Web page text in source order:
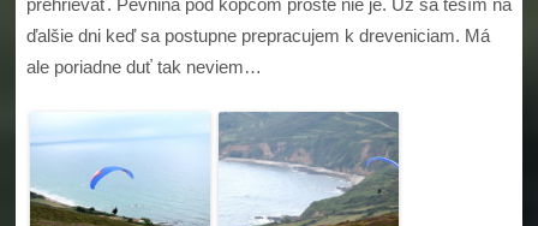
ďalšie dni keď sa postupne prepracujem k dreveniciam. Má
ale poriadne duť tak neviem…